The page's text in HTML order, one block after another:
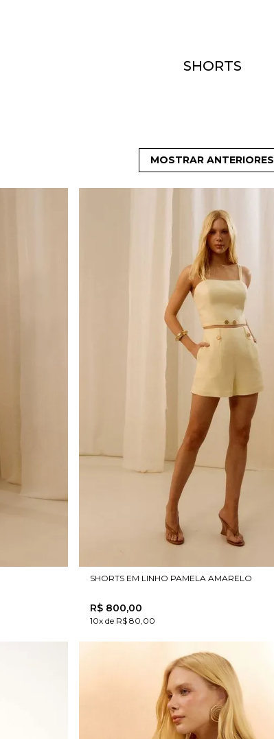
SHORTS
MOSTRAR ANTERIORES
SHORTS EM LINHO PAMELA AMARELO
R$ 800,00
10x de R$ 80,00